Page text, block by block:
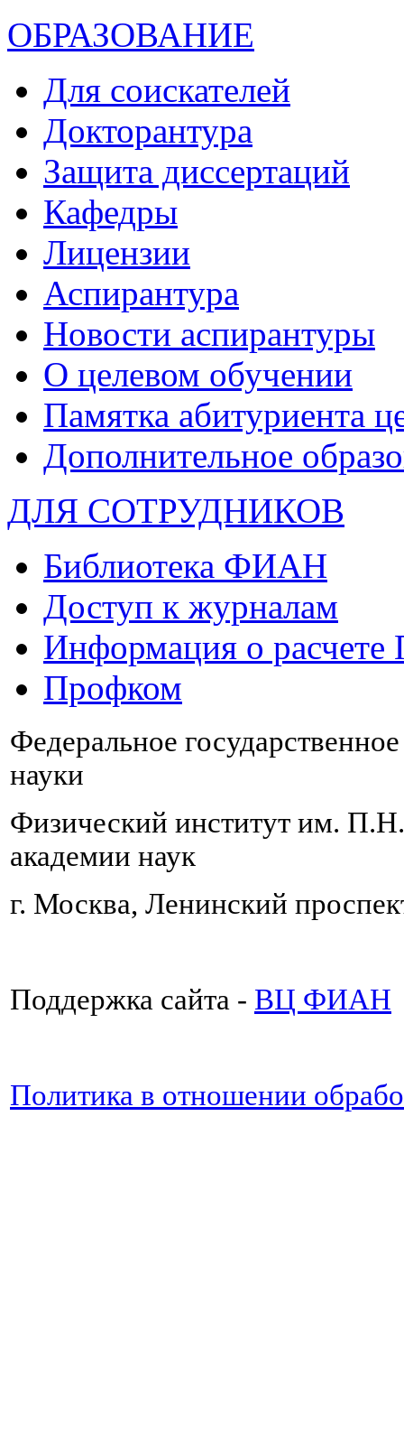
ОБРАЗОВАНИЕ
Для соискателей
Докторантура
Защита диссертаций
Кафедры
Лицензии
Аспирантура
Новости аспирантуры
О целевом обучении
Памятка абитуриента
Дополнительное
ДЛЯ СОТРУДНИКОВ
Библиотека ФИАН
Доступ к журналам
Информация о
Профком
Федеральное
науки
Физический институт им.
академии наук
г. Москва, Ленинский
Поддержка сайта - ВЦ ФИАН
Политика в отношении